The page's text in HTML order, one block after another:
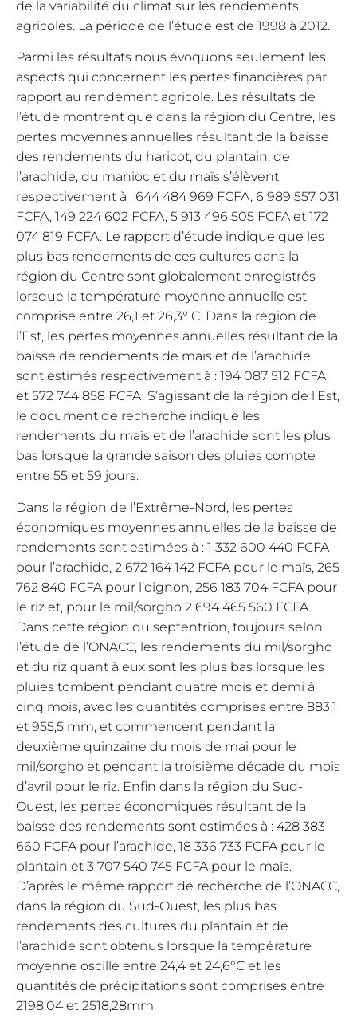
de la variabilité du climat sur les rendements
agricoles. La période de l’étude est de 1998 à 2012.
Parmi les résultats nous évoquons seulement les
aspects qui concernent les pertes financières par
rapport au rendement agricole. Les résultats de
l’étude montrent que dans la région du Centre, les
pertes moyennes annuelles résultant de la baisse
des rendements du haricot, du plantain, de
l’arachide, du manioc et du maïs s’élèvent
respectivement à : 644 484 969 FCFA, 6 989 557 031
FCFA, 149 224 602 FCFA, 5 913 496 505 FCFA et 172
074 819 FCFA. Le rapport d’étude indique que les
plus bas rendements de ces cultures dans la
région du Centre sont globalement enregistrés
lorsque la température moyenne annuelle est
comprise entre 26,1 et 26,3° C. Dans la région de
l’Est, les pertes moyennes annuelles résultant de la
baisse de rendements de maïs et de l’arachide
sont estimés respectivement à : 194 087 512 FCFA
et 572 744 858 FCFA. S’agissant de la région de l’Est,
le document de recherche indique les
rendements du maïs et de l’arachide sont les plus
bas lorsque la grande saison des pluies compte
entre 55 et 59 jours.
Dans la région de l’Extrême-Nord, les pertes
économiques moyennes annuelles de la baisse de
rendements sont estimées à : 1 332 600 440 FCFA
pour l’arachide, 2 672 164 142 FCFA pour le maïs, 265
762 840 FCFA pour l’oignon, 256 183 704 FCFA pour
le riz et, pour le mil/sorgho 2 694 465 560 FCFA.
Dans cette région du septentrion, toujours selon
l’étude de l’ONACC, les rendements du mil/sorgho
et du riz quant à eux sont les plus bas lorsque les
pluies tombent pendant quatre mois et demi à
cinq mois, avec les quantités comprises entre 883,1
et 955,5 mm, et commencent pendant la
deuxième quinzaine du mois de mai pour le
mil/sorgho et pendant la troisième décade du mois
d’avril pour le riz. Enfin dans la région du Sud-
Ouest, les pertes économiques résultant de la
baisse des rendements sont estimées à : 428 383
660 FCFA pour l’arachide, 18 336 733 FCFA pour le
plantain et 3 707 540 745 FCFA pour le maïs.
D’après le même rapport de recherche de l’ONACC,
dans la région du Sud-Ouest, les plus bas
rendements des cultures du plantain et de
l’arachide sont obtenus lorsque la température
moyenne oscille entre 24,4 et 24,6°C et les
quantités de précipitations sont comprises entre
2198,04 et 2518,28mm.